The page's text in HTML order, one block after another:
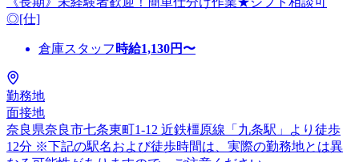
◎[仕]
倉庫スタッフ 時給1,130円〜
勤務地
面接地
奈良県奈良市七条東町1-12 近鉄橿原線「九条駅」より徒歩
12分 ※下記の駅名および徒歩時間は、実際の勤務地とは異